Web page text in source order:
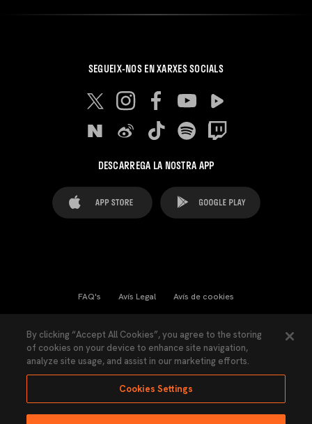
SEGUEIX-NOS EN XARXES SOCIALS
DESCARREGA LA NOSTRA APP
FAQ's Avís Legal Avís de cookies
Llei de Transparència Política de Privacitat
Accessibilitat
By clicking “Accept All Cookies”, you agree to the storing
of cookies on your device to enhance site navigation,
analyze site usage, and assist in our marketing efforts.
Cookies Settings